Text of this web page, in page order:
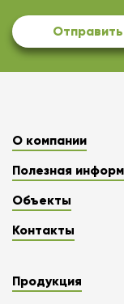
Отправить
О компании
Полезная
Объекты
Контакты
Продукция